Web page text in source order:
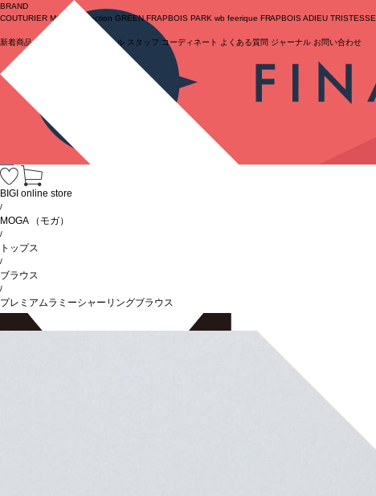
BRAND
COUTURIER MOGA Collection GREEN FRAPBOIS PARK wb feerique FRAPBOIS ADIEU TRISTESSE
新着商品 (ライブ) セール スタッフ コーディネート よくある質問 ジャーナル お問い合わせ
BIGI online store
/
MOGA （モガ）
/
トップス
/
ブラウス
/
プレミアムラミーシャーリングブラウス